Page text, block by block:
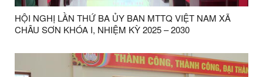
HỘI NGHỊ LẦN THỨ BA ỦY BAN MTTQ VIỆT NAM XÃ
CHÂU SƠN KHÓA I, NHIỆM KỲ 2025 – 2030